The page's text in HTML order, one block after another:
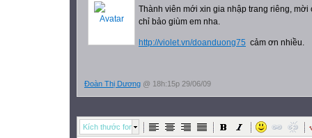
Thành viên mới xin gia nhập trang riêng, mời
chỉ bảo giùm em nha.
http://violet.vn/doanduong75 cảm ơn nhiều.
Đoàn Thị Dương @ 18h:15p 29/06/09
Kích thước font